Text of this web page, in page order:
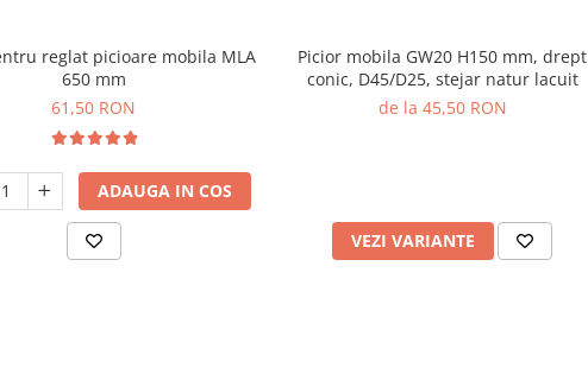
reglat picioare mobila MLA
650 mm
61,50 RON
ADAUGA IN COS
Picior mobila GW20 H150 mm, drept
conic, D45/D25, stejar natur lacuit
de la 45,50 RON
VEZI VARIANTE